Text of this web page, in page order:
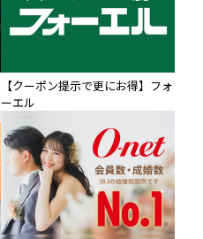
【クーポン提示で更にお得】フォ
ーエル